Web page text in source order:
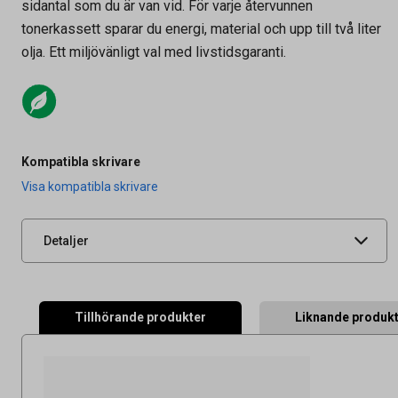
sidantal som du är van vid. För varje återvunnen
tonerkassett sparar du energi, material och upp till två liter
olja. Ett miljövänligt val med livstidsgaranti.
Kompatibla skrivare
Visa kompatibla skrivare
Detaljer
Leverantörens
UNSPSC 44103103
Tillhörande produkter Liknande